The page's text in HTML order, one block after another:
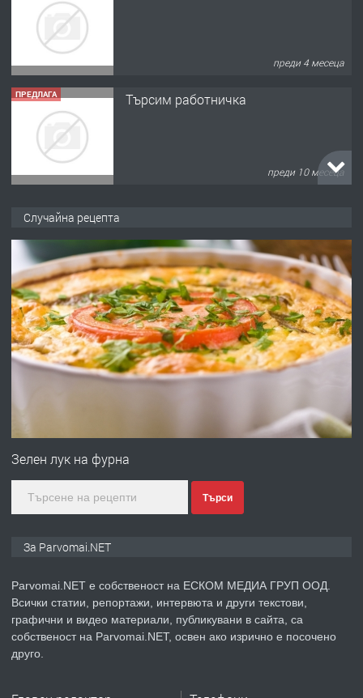
преди 4 месеца
ПРЕДЛАГА Търсим работничка
преди 10 месеца
преди 1 година
ПРЕДЛАГА Работа за общи работници
Първи поход "По стъпките на Ангел
преди 1 година
ПРЕДЛАГА Уроци по Математика
Случайна рецепта
Зелен лук на фурна
Търси
За Parvomai.NET
Parvomai.NET е собственост на ЕСКОМ МЕДИА ГРУП ООД.
Всички статии, репортажи, интервюта и други текстови,
графични и видео материали, публикувани в сайта, са
собственост на Parvomai.NET, освен ако изрично е посочено
друго.